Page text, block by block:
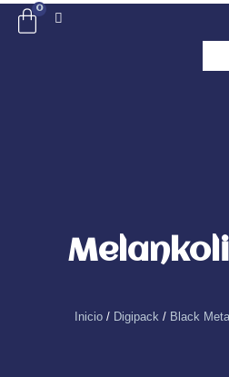
0
Carrito
Melankoli
Inicio/ Digipack/ Black Metal